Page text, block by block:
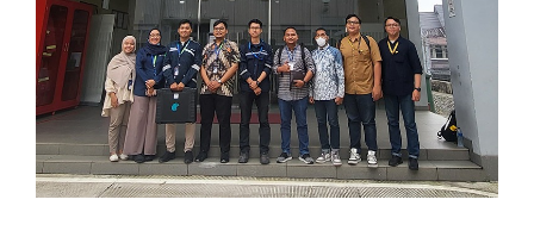
five × 3 =